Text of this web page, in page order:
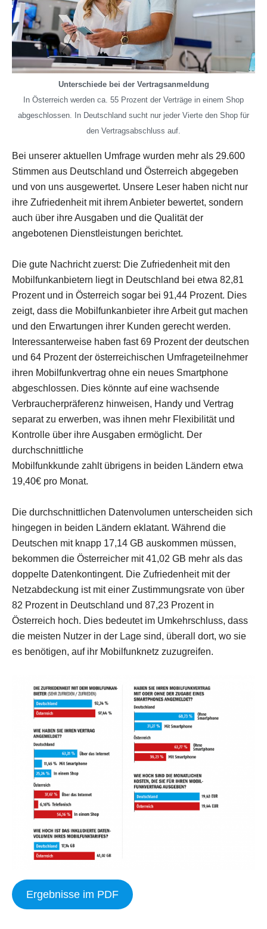
Unterschiede bei der Vertragsanmeldung
In Österreich werden ca. 55 Prozent der Verträge in einem Shop
abgeschlossen. In Deutschland sucht nur jeder Vierte den Shop für
den Vertragsabschluss auf.
Bei unserer aktuellen Umfrage wurden mehr als 29.600
Stimmen aus Deutschland und Österreich abgegeben
und von uns ausgewertet. Unsere Leser haben nicht nur
ihre Zufriedenheit mit ihrem Anbieter bewertet, sondern
auch über ihre Ausgaben und die Qualität der
angebotenen Dienstleistungen berichtet.
Die gute Nachricht zuerst: Die Zufriedenheit mit den
Mobilfunkanbietern liegt in Deutschland bei etwa 82,81
Prozent und in Österreich sogar bei 91,44 Prozent. Dies
zeigt, dass die Mobilfunkanbieter ihre Arbeit gut machen
und den Erwartungen ihrer Kunden gerecht werden.
Interessanterweise haben fast 69 Prozent der deutschen
und 64 Prozent der österreichischen Umfrageteilnehmer
ihren Mobilfunkvertrag ohne ein neues Smartphone
abgeschlossen. Dies könnte auf eine wachsende
Verbraucherpräferenz hinweisen, Handy und Vertrag
separat zu erwerben, was ihnen mehr Flexibilität und
Kontrolle über ihre Ausgaben ermöglicht. Der
durchschnittliche
Mobilfunkkunde zahlt übrigens in beiden Ländern etwa
19,40€ pro Monat.
Die durchschnittlichen Datenvolumen unterscheiden sich
hingegen in beiden Ländern eklatant. Während die
Deutschen mit knapp 17,14 GB auskommen müssen,
bekommen die Österreicher mit 41,02 GB mehr als das
doppelte Datenkontingent. Die Zufriedenheit mit der
Netzabdeckung ist mit einer Zustimmungsrate von über
82 Prozent in Deutschland und 87,23 Prozent in
Österreich hoch. Dies bedeutet im Umkehrschluss, dass
die meisten Nutzer in der Lage sind, überall dort, wo sie
es benötigen, auf ihr Mobilfunknetz zuzugreifen.
Ergebnisse im PDF